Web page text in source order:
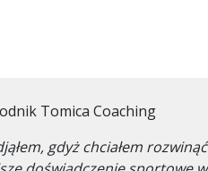
Tomica Coaching
gdyż chciałem rozwinąć